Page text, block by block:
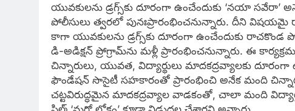
యువకులను డ్రగ్స్‌కు దూరంగా ఉంచేందుకు ‘నయా సవేరా’
పోలీసులు త్వరలో పునఃప్రారంభించనున్నారు. దీని
కాగా యువకులను డ్రగ్స్‌కు దూరంగా ఉంచేందుకు
డి-అడిక్షన్ ప్రోగ్రామ్‌ను మళ్లీ ప్రారంభించనున్నారు. ఈ
చిన్నారులు, యువత, విద్యార్థులు మాదకద్రవ్యాలకు
ఫౌండేషన్‌ సొసైటీ సహకారంతో ప్రారంభించి అనేక మంది
చట్టవిరుద్ధమైన మాదకద్రవ్యాల వాడకంతో, చాలా మంది